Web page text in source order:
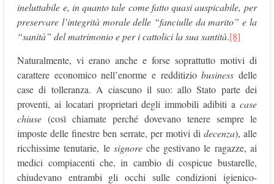
ineluttabile e, in quanto tale come fatto quasi auspicabile, per
preservare l’integrità morale delle “fanciulle da marito” e la
“sanità” del matrimonio e per i cattolici la sua santità.[8]
Naturalmente, vi erano anche e forse soprattutto motivi di
carattere economico nell’enorme e redditiziobusiness delle
case di tolleranza. A ciascuno il suo: allo Stato parte dei
proventi, ai locatari proprietari degli immobili adibiti a case
chiuse (così chiamate perché dovevano tenere sempre le
imposte delle finestre ben serrate, per motivi di decenza), alle
ricchissime tenutarie, le signoreche gestivano le ragazze, ai
medici compiacenti che, in cambio di cospicue bustarelle,
chiudevano entrambi gli occhi sulle condizioni igienico-